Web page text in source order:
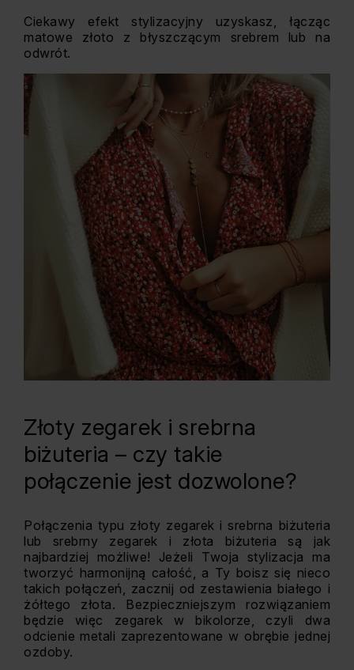
Ciekawy efekt stylizacyjny uzyskasz, łącząc
matowe złoto z błyszczącym srebrem lub na
odwrót.
Złoty zegarek i srebrna
biżuteria – czy takie
połączenie jest dozwolone?
Połączenia typu złoty zegarek i srebrna biżuteria
lub srebrny zegarek i złota biżuteria są jak
najbardziej możliwe! Jeżeli Twoja stylizacja ma
tworzyć harmonijną całość, a Ty boisz się nieco
takich połączeń, zacznij od zestawienia białego i
żółtego złota. Bezpieczniejszym rozwiązaniem
będzie więc zegarek w bikolorze, czyli dwa
odcienie metali zaprezentowane w obrębie jednej
ozdoby.